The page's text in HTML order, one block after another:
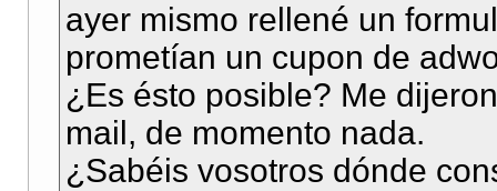
ayer mismo rellené un
prometían un cupon de
¿Es ésto posible? Me
mail, de momento nada.
¿Sabéis vosotros dónde